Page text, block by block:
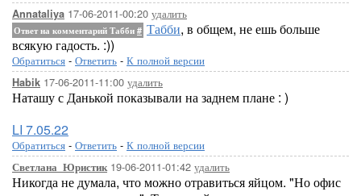
Annataliya 17-06-2011-00:20 удалить
Ответ на комментарий Табби # Табби, в общем, не ешь больше
всякую гадость. :))
Обратиться - Ответить - К полной версии
Habik 17-06-2011-11:00 удалить
Наташу с Данькой показывали на заднем плане : )
LI 7.05.22
Обратиться - Ответить - К полной версии
Светлана_Юристик19-06-2011-01:42 удалить
Никогда не думала, что можно отравиться яйцом. "Но офис